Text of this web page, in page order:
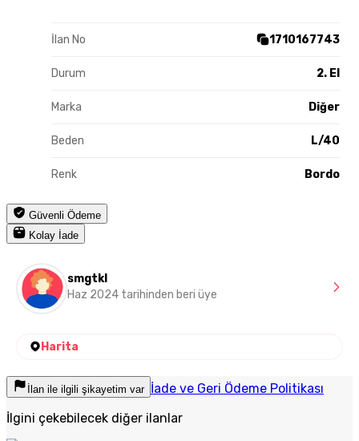
İlan No 1710167743
Durum 2. El
Marka Diğer
Beden L/40
Renk Bordo
Güvenli Ödeme
Kolay İade
smgtkl
Haz 2024 tarihinden beri üye
Harita
İlan ile ilgili şikayetim var İade ve Geri Ödeme Politikası
İlgini çekebilecek diğer ilanlar